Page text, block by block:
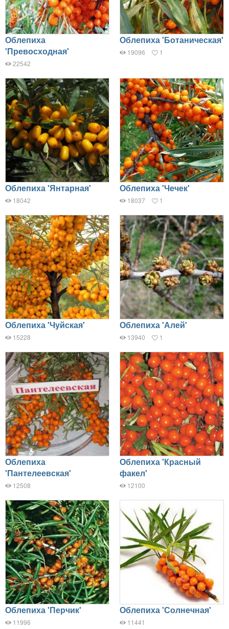
Облепиха
'Превосходная'
22542
Облепиха 'Ботаническая'
19096 1
Облепиха 'Янтарная'
18042
Облепиха 'Чечек'
18037 1
Облепиха 'Чуйская'
15228
Облепиха 'Алей'
13940 1
Облепиха
'Пантелеевская'
12508
Облепиха 'Красный
факел'
12100
Облепиха 'Перчик'
11996
Облепиха 'Солнечная'
11441